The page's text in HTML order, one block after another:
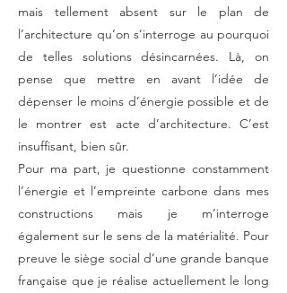
mais tellement absent sur le plan de
l’architecture qu’on s’interroge au pourquoi
de telles solutions désincarnées. Là, on
pense que mettre en avant l’idée de
dépenser le moins d’énergie possible et de
le montrer est acte d’architecture. C’est
insuffisant, bien sûr.
Pour ma part, je questionne constamment
l’énergie et l’empreinte carbone dans mes
constructions mais je m’interroge
également sur le sens de la matérialité. Pour
preuve le siège social d’une grande banque
française que je réalise actuellement le long